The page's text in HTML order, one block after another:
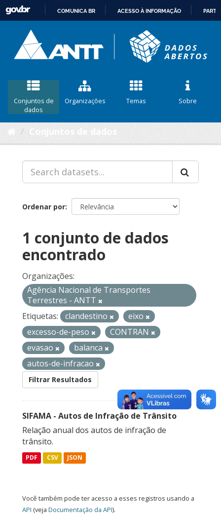
CONTEÚDO
COMUNICA BR ACESSO À INFORMAÇÃO
Conjuntos de
dados
Organizações Temas Sobre
Ordenar por
1 conjunto de dados
encontrado
Organizações:
Agência Nacional de Transportes
Terrestres - ANTT
Etiquetas:
clandestino
eixo
excesso-de-peso
CONTRAN
evasao
balanca
autos-de-infracao
Filtrar Resultados
SIFAMA - Autos de Infração de Trânsito
Relação anual dos autos de infração de
trânsito.
PDF CSV JSON
Você também pode ter acesso a esses registros usando a
API (veja Documentação da API).